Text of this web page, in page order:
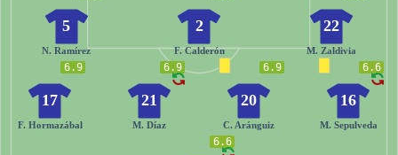
22
M. Zaldivia
2
F. Calderón
5
N. Ramírez
6.6
16
M. Sepulveda
6.9
20
C. Aránguiz
6.9
21
M. Díaz
6.9
17
F. Hormazábal
6.6